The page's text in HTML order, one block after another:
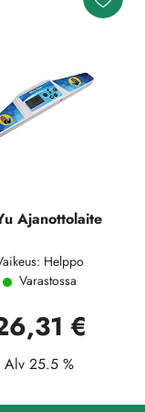
Ajanottolaite
Helppo
Varastossa
€
Alv 25.5 %